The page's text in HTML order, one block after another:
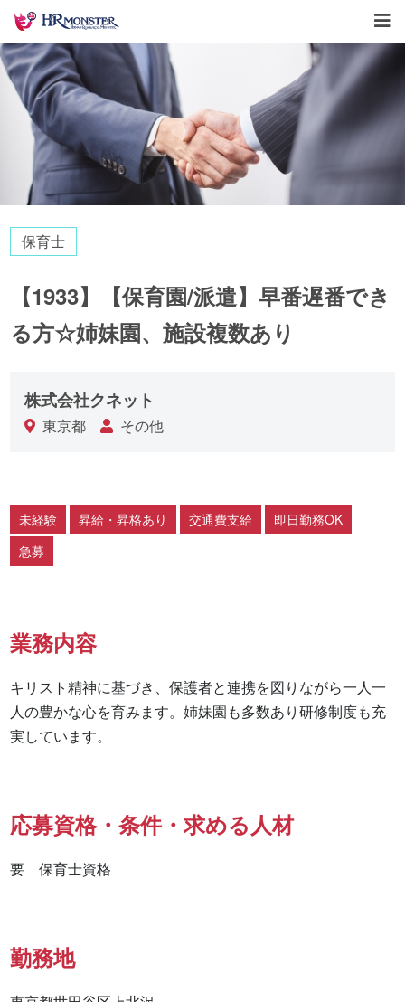
保育士
【1933】【保育園/派遣】早番遅番でき
る方☆姉妹園、施設複数あり
株式会社クネット
東京都 その他
未経験 昇給・昇格あり 交通費支給
即日勤務OK
急募
業務内容
キリスト精神に基づき、保護者と連携を図りながら一人一
人の豊かな心を育みます。姉妹園も多数あり研修制度も充
実しています。
応募資格・条件・求める人材
要　保育士資格
勤務地